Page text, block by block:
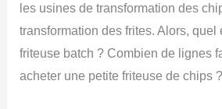
les usines de transformation des
transformation des frites. Alors, quel
friteuse batch ? Combien de lignes
acheter une petite friteuse de chips ?